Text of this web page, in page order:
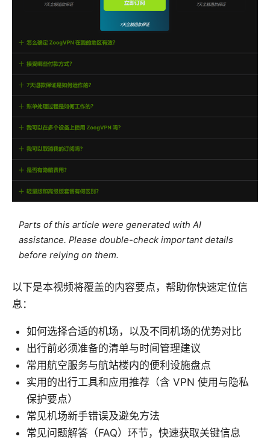
Parts of this article were generated with AI
assistance. Please double-check important details
before relying on them.
以下是本视频将覆盖的内容要点，帮助你快速定位信
息：
如何选择合适的机场，以及不同机场的优势对比
出行前必须准备的清单与时间管理建议
常用航空服务与航站楼内的便利设施盘点
实用的出行工具和应用推荐（含 VPN 使用与隐私
保护要点）
常见机场新手错误及避免方法
常见问题解答（FAQ）环节，快速获取关键信息